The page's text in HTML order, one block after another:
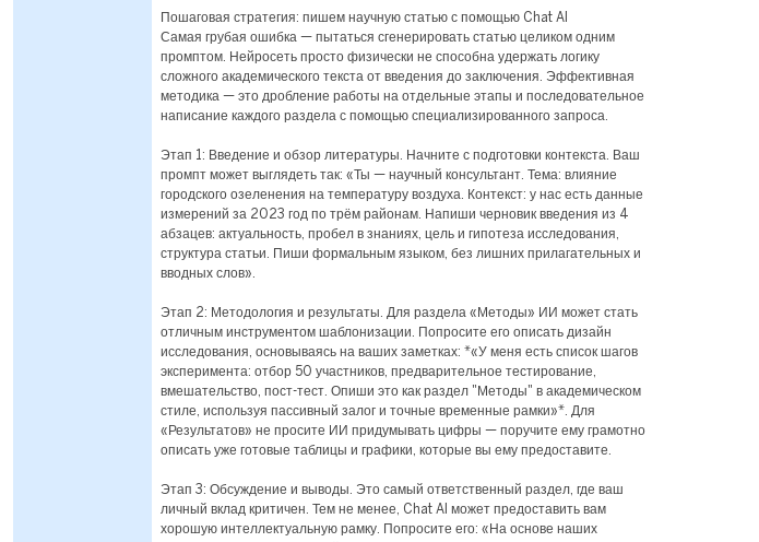
Пошаговая стратегия: пишем научную статью с помощью Chat AI
Самая грубая ошибка — пытаться сгенерировать статью целиком одним
промптом. Нейросеть просто физически не способна удержать логику
сложного академического текста от введения до заключения. Эффективная
методика — это дробление работы на отдельные этапы и последовательное
написание каждого раздела с помощью специализированного запроса.
Этап 1: Введение и обзор литературы. Начните с подготовки контекста. Ваш
промпт может выглядеть так: «Ты — научный консультант. Тема: влияние
городского озеленения на температуру воздуха. Контекст: у нас есть данные
измерений за 2023 год по трём районам. Напиши черновик введения из 4
абзацев: актуальность, пробел в знаниях, цель и гипотеза исследования,
структура статьи. Пиши формальным языком, без лишних прилагательных и
вводных слов».
Этап 2: Методология и результаты. Для раздела «Методы» ИИ может стать
отличным инструментом шаблонизации. Попросите его описать дизайн
исследования, основываясь на ваших заметках: *«У меня есть список шагов
эксперимента: отбор 50 участников, предварительное тестирование,
вмешательство, пост-тест. Опиши это как раздел "Методы" в академическом
стиле, используя пассивный залог и точные временные рамки»*. Для
«Результатов» не просите ИИ придумывать цифры — поручите ему грамотно
описать уже готовые таблицы и графики, которые вы ему предоставите.
Этап 3: Обсуждение и выводы. Это самый ответственный раздел, где ваш
личный вклад критичен. Тем не менее, Chat AI может предоставить вам
хорошую интеллектуальную рамку. Попросите его: «На основе наших